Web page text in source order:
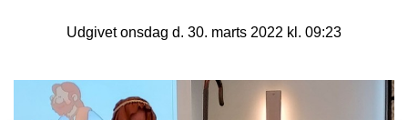
Udgivet onsdag d. 30. marts 2022 kl. 09:23